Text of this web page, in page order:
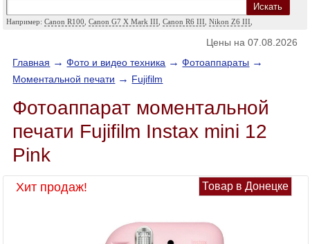
Искать
Например:Canon R100 ,Canon G7 X Mark III ,Canon R6 III ,Nikon Z6 III
Цены на 07.08.2026
Главная →Фото и видео техника →Фотоаппараты →
Моментальной печати → Fujifilm
Фотоаппарат моментальной
печати Fujifilm Instax mini 12
Pink
Хит продаж! Товар в Донецке